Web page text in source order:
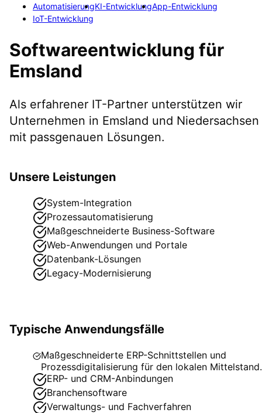
AutomatisierungKI-EntwicklungApp-Entwicklung
IoT-Entwicklung
Softwareentwicklung für
Emsland
Als erfahrener IT-Partner unterstützen wir
Unternehmen in Emsland und Niedersachsen
mit passgenauen Lösungen.
Unsere Leistungen
System-Integration
Prozessautomatisierung
Maßgeschneiderte Business-Software
Web-Anwendungen und Portale
Datenbank-Lösungen
Legacy-Modernisierung
Typische Anwendungsfälle
Maßgeschneiderte ERP-Schnittstellen und
Prozessdigitalisierung für den lokalen Mittelstand.
ERP- und CRM-Anbindungen
Branchensoftware
Verwaltungs- und Fachverfahren